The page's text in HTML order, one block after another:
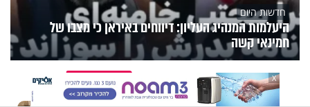
חדשות היום
היעלמות המנהיג העליון: דיווחים באיראן כי מצבו של
חמינאי קשה
הנצפיםפעילות הידברות תוכניות הערוץ X